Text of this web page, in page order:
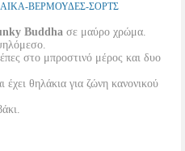
ΒΕΡΜΟΥΔΕΣ-ΣΟΡΤΣ
Buddha σε μαύρο χρώμα.
στο μπροστινό μέρος και δυο
θηλάκια για ζώνη κανονικού